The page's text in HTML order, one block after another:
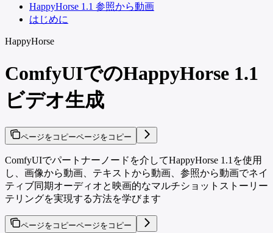
HappyHorse 1.1 参照から動画
はじめに
HappyHorse
ComfyUIでのHappyHorse 1.1
ビデオ生成
ページをコピーページをコピー
ComfyUIでパートナーノードを介してHappyHorse 1.1を使用
し、画像から動画、テキストから動画、参照から動画でネイ
ティブ同期オーディオと映画的なマルチショットストーリー
テリングを実現する方法を学びます
ページをコピーページをコピー